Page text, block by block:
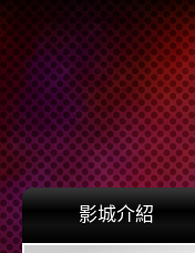
影城介紹